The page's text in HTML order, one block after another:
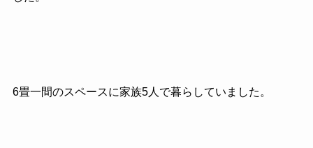
6畳一間のスペースに家族5人で暮らしていました。